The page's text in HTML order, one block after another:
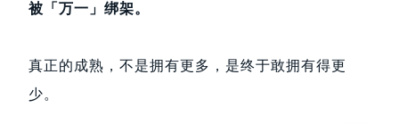
被「万一」绑架。
真正的成熟，不是拥有更多，是终于敢拥有得更
少。